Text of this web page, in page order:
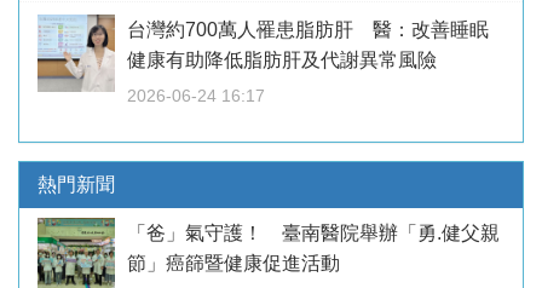
台灣約700萬人罹患脂肪肝 醫：改善睡眠
健康有助降低脂肪肝及代謝異常風險
2026-06-24 16:17
熱門新聞
「爸」氣守護！ 臺南醫院舉辦「勇.健父親
節」癌篩暨健康促進活動